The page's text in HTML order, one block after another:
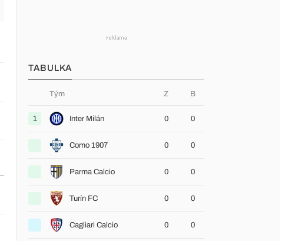
TABULKA
Tým Z B
1 Inter Milán 0 0
Como 1907 0 0
Parma Calcio 0 0
Turín FC 0 0
Cagliari Calcio 0 0